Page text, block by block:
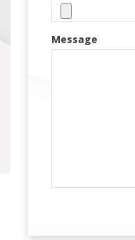
Message